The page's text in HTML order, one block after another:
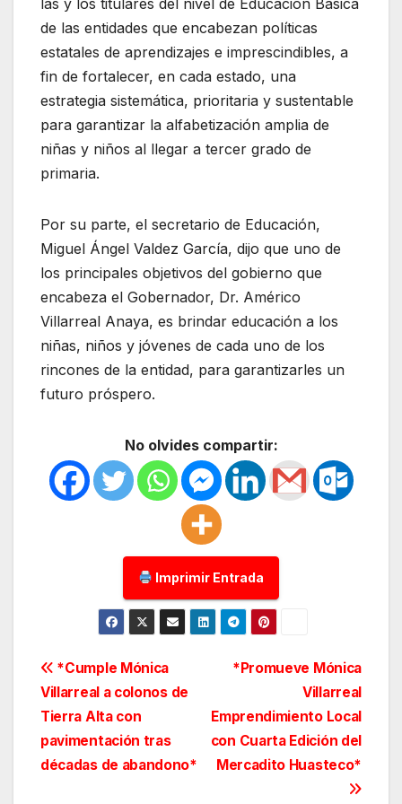
de las entidades que encabezan políticas
estatales de aprendizajes e imprescindibles, a
fin de fortalecer, en cada estado, una
estrategia sistemática, prioritaria y sustentable
para garantizar la alfabetización amplia de
niñas y niños al llegar a tercer grado de
primaria.
Por su parte, el secretario de Educación,
Miguel Ángel Valdez García, dijo que uno de
los principales objetivos del gobierno que
encabeza el Gobernador, Dr. Américo
Villarreal Anaya, es brindar educación a los
niñas, niños y jóvenes de cada uno de los
rincones de la entidad, para garantizarles un
futuro próspero.
No olvides compartir:
Imprimir Entrada
Navegación
de
entradas
*Promueve Mónica
Villarreal
Emprendimiento Local
con Cuarta Edición del
Mercadito Huasteco*
*Cumple Mónica
Villarreal a colonos de
Tierra Alta con
pavimentación tras
décadas de abandono*